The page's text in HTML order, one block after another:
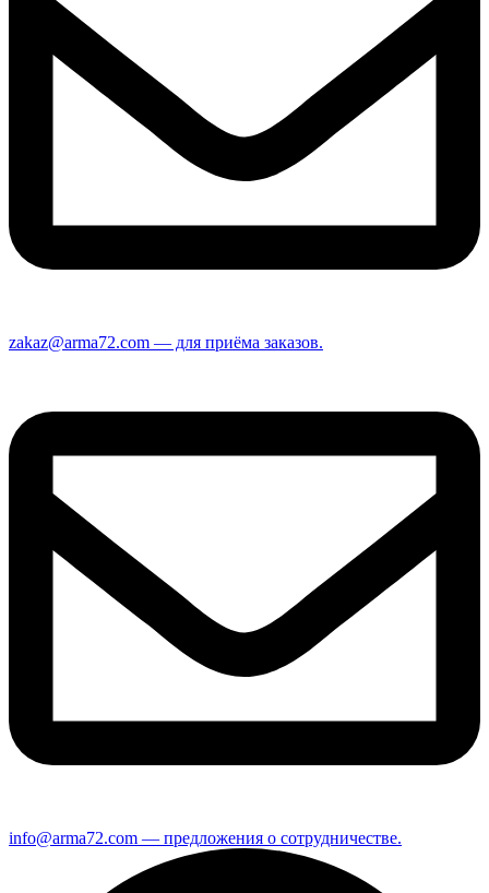
zakaz@arma72.com — для приёма заказов.
info@arma72.com — предложения о сотрудничестве.